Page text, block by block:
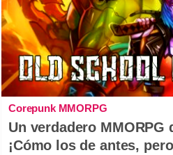
Corepunk MMORPG
Un verdadero MMORPG
¡Cómo los de antes,